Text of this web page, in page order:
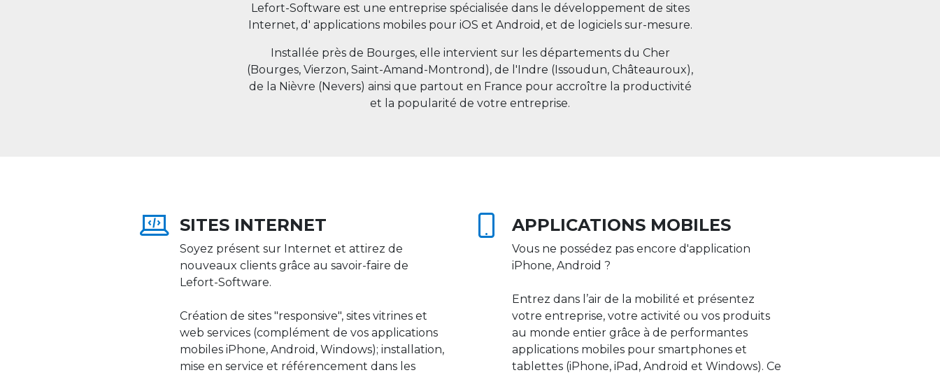
Lefort-Software est une entreprise spécialisée dans le développement de sites
Internet, d' applications mobiles pour iOS et Android, et de logiciels sur-mesure.
Installée près de Bourges, elle intervient sur les départements du Cher
(Bourges, Vierzon, Saint-Amand-Montrond), de l'Indre (Issoudun, Châteauroux),
de la Nièvre (Nevers) ainsi que partout en France pour accroître la productivité
et la popularité de votre entreprise.
SITES INTERNET
Soyez présent sur Internet et attirez de
nouveaux clients grâce au savoir-faire de
Lefort-Software.
Création de sites "responsive", sites vitrines et
web services (complément de vos applications
mobiles iPhone, Android, Windows); installation,
mise en service et référencement dans les
APPLICATIONS MOBILES
Vous ne possédez pas encore d'application
iPhone, Android ?
Entrez dans l’air de la mobilité et présentez
votre entreprise, votre activité ou vos produits
au monde entier grâce à de performantes
applications mobiles pour smartphones et
tablettes (iPhone, iPad, Android et Windows). Ce